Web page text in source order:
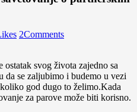
2Comments
svog života zajedno sa
da se zaljubimo i budemo u vezi
god dugo to želimo.Kada
za parove može biti korisno.